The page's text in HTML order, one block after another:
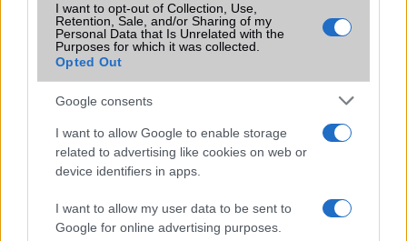
I want to opt-out of Collection, Use,
Retention, Sale, and/or Sharing of my
Personal Data that Is Unrelated with the
Purposes for which it was collected.
Opted Out
Google consents
I want to allow Google to enable storage
related to advertising like cookies on web or
device identifiers in apps.
I want to allow my user data to be sent to
Google for online advertising purposes.
Számos népszerű Samsung Galaxy
készülék kimarad a One UI 9
modellekről
2026.06.30| Phone Arena
A One UI 9 érkezése új mesterséges intelligencia-
funkciókat és továbbfejlesztett kezelőfelületet hoz,
Galaxy készülék számára ez lesz az út vége.